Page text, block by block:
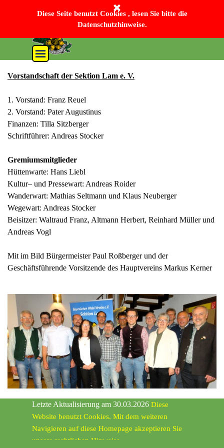
Diese Seite benutzt Cookies , lesen Sie bitte die
Datenschutzhinweise.
Bayerischer Wald-Verein Sektion Lam e. V.
Menü überspringen
Vorstandschaft der Sektion Lam e. V.
1. Vorstand: Franz Reuel
2. Vorstand: Pater Augustinus
Finanzen: Tilla Sitzberger
Schriftführer: Andreas Stocker
Gremiumsmitglieder
Hüttenwarte: Hans Liebl
Kultur– und Pressewart: Andreas Roider
Wanderwart: Mathias Seltmann und Klaus Neuberger
Wegewart: Andreas Stocker
Beisitzer: Waltraud Franz, Altmann Herbert, Reinhard Müller und
Andreas Vogl
Mit im Bild Bürgermeister Paul Roßberger und der
Geschäftsführende Vorsitzende des Hauptvereins Markus Kerner
Letzte Aktualisierung am 30.03.2026 Diese
Website benutzt Cookies. Mit dem weiteren
Navigieren auf diese Homepage akzeptieren Sie
unsere rechtlichen Hinweise.
Zurück zum Seiteninhalt